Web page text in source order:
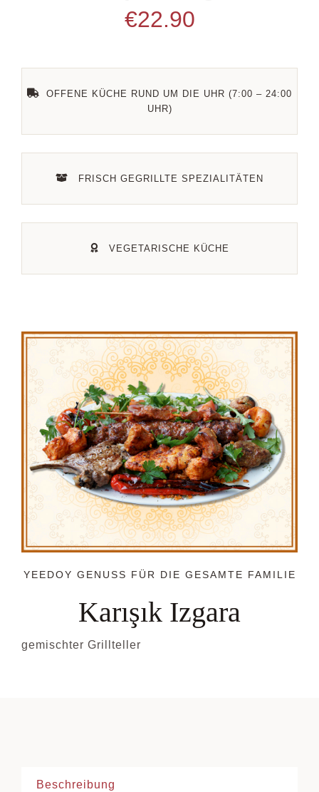
€22.90
OFFENE KÜCHE RUND UM DIE UHR (7:00 – 24:00
UHR)
FRISCH GEGRILLTE SPEZIALITÄTEN
VEGETARISCHE KÜCHE
YEEDOY GENUSS FÜR DIE GESAMTE FAMILIE
Karışık Izgara
gemischter Grillteller
Beschreibung